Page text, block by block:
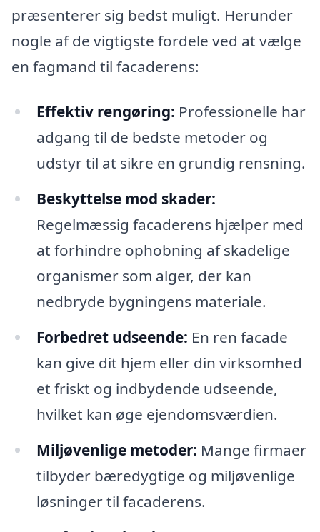
præsenterer sig bedst muligt. Herunder
nogle af de vigtigste fordele ved at vælge
en fagmand til facaderens:
Effektiv rengøring: Professionelle har
adgang til de bedste metoder og
udstyr til at sikre en grundig rensning.
Beskyttelse mod skader:
Regelmæssig facaderens hjælper med
at forhindre ophobning af skadelige
organismer som alger, der kan
nedbryde bygningens materiale.
Forbedret udseende: En ren facade
kan give dit hjem eller din virksomhed
et friskt og indbydende udseende,
hvilket kan øge ejendomsværdien.
Miljøvenlige metoder: Mange firmaer
tilbyder bæredygtige og miljøvenlige
løsninger til facaderens.